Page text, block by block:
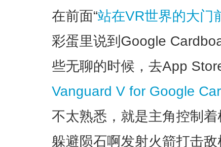
在前面“站在VR世界的大门
彩蛋里说到Google
些无聊的时候，去App
Vanguard V for Google
不太熟悉，就是主角控制
躲避陨石啊发射火箭打击